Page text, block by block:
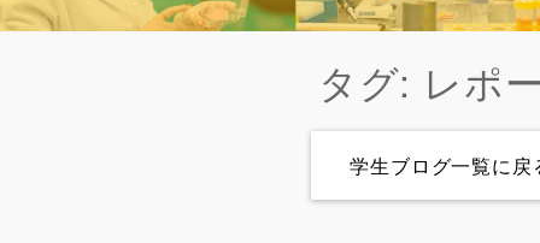
タグ: レポ
学生ブログ一覧に戻